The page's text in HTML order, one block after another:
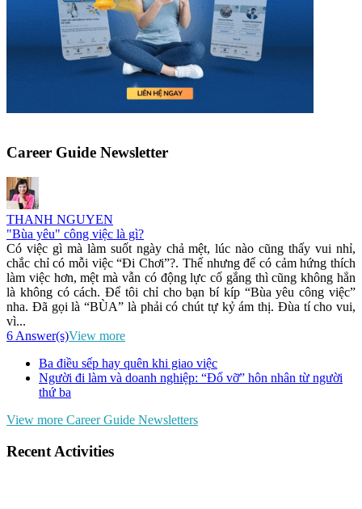
Career Guide Newsletter
THANH NGUYEN
"Bùa yêu" công việc là gì?
Có việc gì mà làm suốt ngày chả mệt, lúc nào cũng thấy vui nhỉ,
chắc chỉ có mỗi việc “Đi Chơi”?. Thế nhưng để có cảm hứng thích
làm việc hơn, mệt mà vẫn có động lực cố gắng thì cũng không hẳn
là không có cách. Để tôi chỉ cho bạn bí kíp “Bùa yêu công việc”
nha. Đã gọi là “BÙA” là phải có chút tự kỷ ám thị. Đùa tí cho vui,
vì...
6 Answer(s)View more
Ba điều sếp hay quên khi giao việc
Người đi làm và doanh nghiệp: “Đổ vỡ” hôn nhân từ người
thứ ba
View more Career Guide Newsletters
Recent Activities